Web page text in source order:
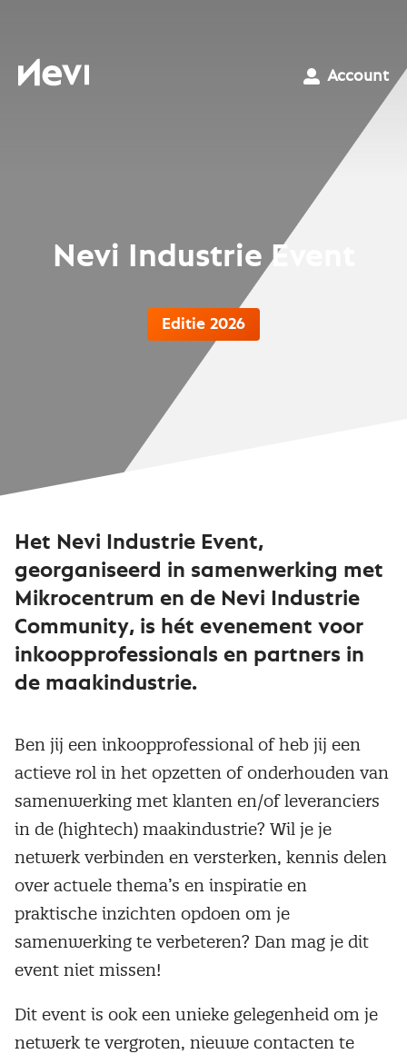
Nevi
Account
Nevi Industrie Event
Editie 2026
Het Nevi Industrie Event,
georganiseerd in samenwerking met
Mikrocentrum en de Nevi Industrie
Community, is hét evenement voor
inkoopprofessionals en partners in
de maakindustrie.
Ben jij een inkoopprofessional of heb jij een
actieve rol in het opzetten of onderhouden van
samenwerking met klanten en/of leveranciers
in de (hightech) maakindustrie? Wil je je
netwerk verbinden en versterken, kennis delen
over actuele thema’s en inspiratie en
praktische inzichten opdoen om je
samenwerking te verbeteren? Dan mag je dit
event niet missen!
Dit event is ook een unieke gelegenheid om je
netwerk te vergroten, nieuwe contacten te